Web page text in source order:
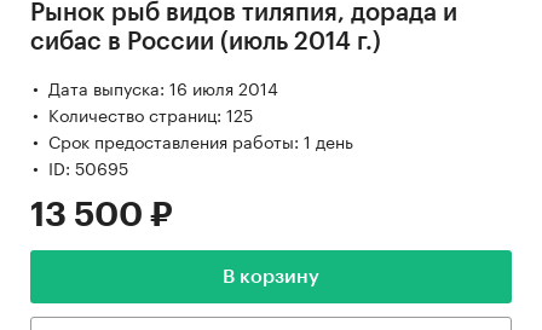
Рынок рыб видов тиляпия, дорада и
сибас в России (июль 2014 г.)
Дата выпуска: 16 июля 2014
Количество страниц: 125
Срок предоставления работы: 1 день
ID: 50695
13 500 ₽
В корзину